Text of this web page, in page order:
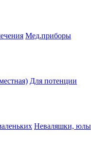
Мед.приборы
Для потенции
Неваляшки, юлы